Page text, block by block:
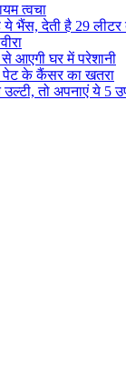
त्वचा
ये भैंस, देती है 29 लीटर
आएगी घर में परेशानी
पेट के कैंसर का खतरा
उल्टी, तो अपनाएं ये 5